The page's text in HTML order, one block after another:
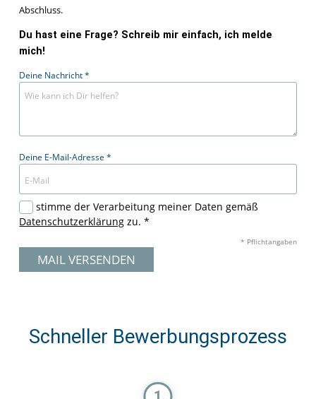
Abschluss.
Du hast eine Frage? Schreib mir einfach, ich melde
mich!
Deine Nachricht*
Deine E-Mail-Adresse*
Ich stimme der Verarbeitung meiner Daten gemäß
Datenschutzerklärung zu. *
* Pflichtangaben
Schneller Bewerbungsprozess